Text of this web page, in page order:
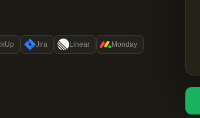
Jira Linear Monday